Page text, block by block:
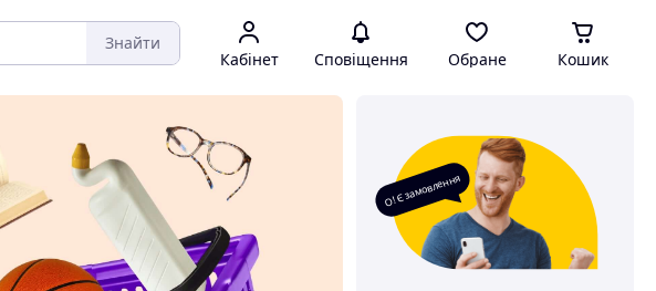
Знайти
Кабінет Сповіщення Обране Кошик
О! Є замовлення